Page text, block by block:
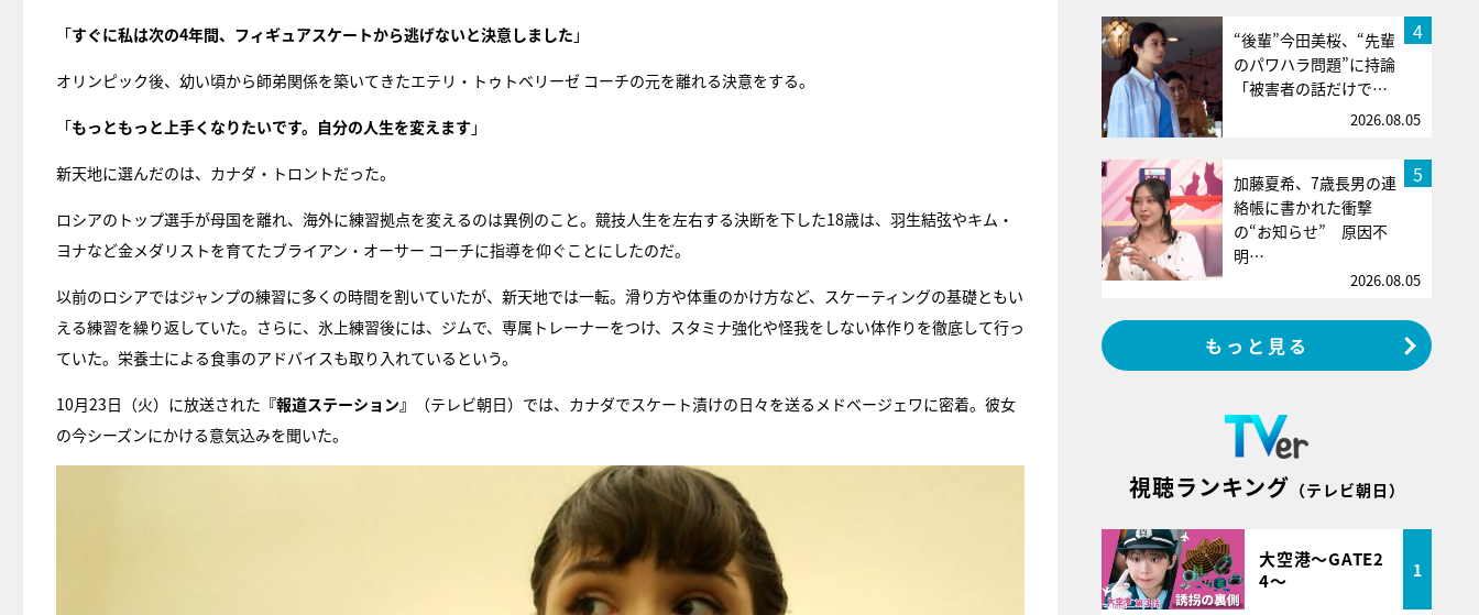
「すぐに私は次の4年間、フィギュアスケートから逃げないと決意しました 」
オリンピック後、幼い頃から師弟関係を築いてきたエテリ・トゥトベリーゼ コーチの元を離れる決意をする。
「もっともっと上手くなりたいです。自分の人生を変えます 」
新天地に選んだのは、カナダ・トロントだった。
ロシアのトップ選手が母国を離れ、海外に練習拠点を変えるのは異例のこと。競技人生を左右する決断を下した18歳は、羽生結弦やキム・
ヨナなど金メダリストを育てたブライアン・オーサー コーチに指導を仰ぐことにしたのだ。
以前のロシアではジャンプの練習に多くの時間を割いていたが、新天地では一転。滑り方や体重のかけ方など、スケーティングの基礎ともい
える練習を繰り返していた。さらに、氷上練習後には、ジムで、専属トレーナーをつけ、スタミナ強化や怪我をしない体作りを徹底して行っ
ていた。栄養士による食事のアドバイスも取り入れているという。
10月23日（火）に放送された 『報道ステーション』
（テレビ朝日）では、カナダでスケート漬けの日々を送るメドベージェワに密着。彼女
の今シーズンにかける意気込みを聞いた。
4
“後輩”今田美桜、“先輩
のパワハラ問題”に持論
「被害者の話だけで…
2026.08.05
5
加藤夏希、7歳長男の連
絡帳に書かれた衝撃
の“お知らせ” 原因不
明…
2026.08.05
もっと見る
視聴ランキング （テレビ朝日）
大空港～GATE2
4～
1